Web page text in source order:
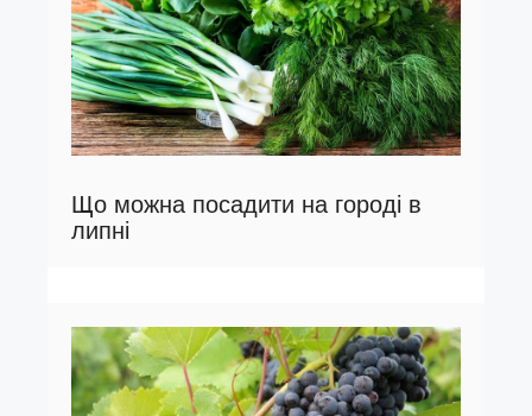
Що можна посадити на городі в
липні